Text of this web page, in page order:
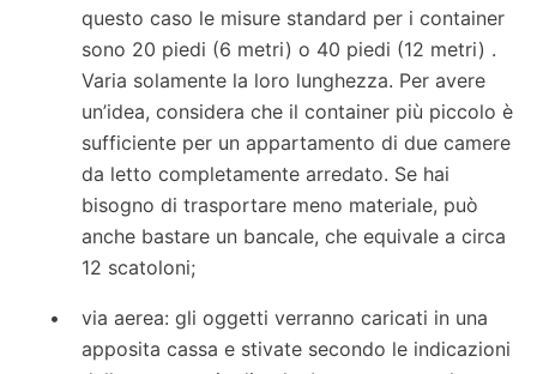
questo caso le misure standard per i container
sono 20 piedi (6 metri) o 40 piedi (12 metri) .
Varia solamente la loro lunghezza. Per avere
un’idea, considera che il container più piccolo è
sufficiente per un appartamento di due camere
da letto completamente arredato. Se hai
bisogno di trasportare meno materiale, può
anche bastare un bancale, che equivale a circa
12 scatoloni;
via aerea: gli oggetti verranno caricati in una
apposita cassa e stivate secondo le indicazioni